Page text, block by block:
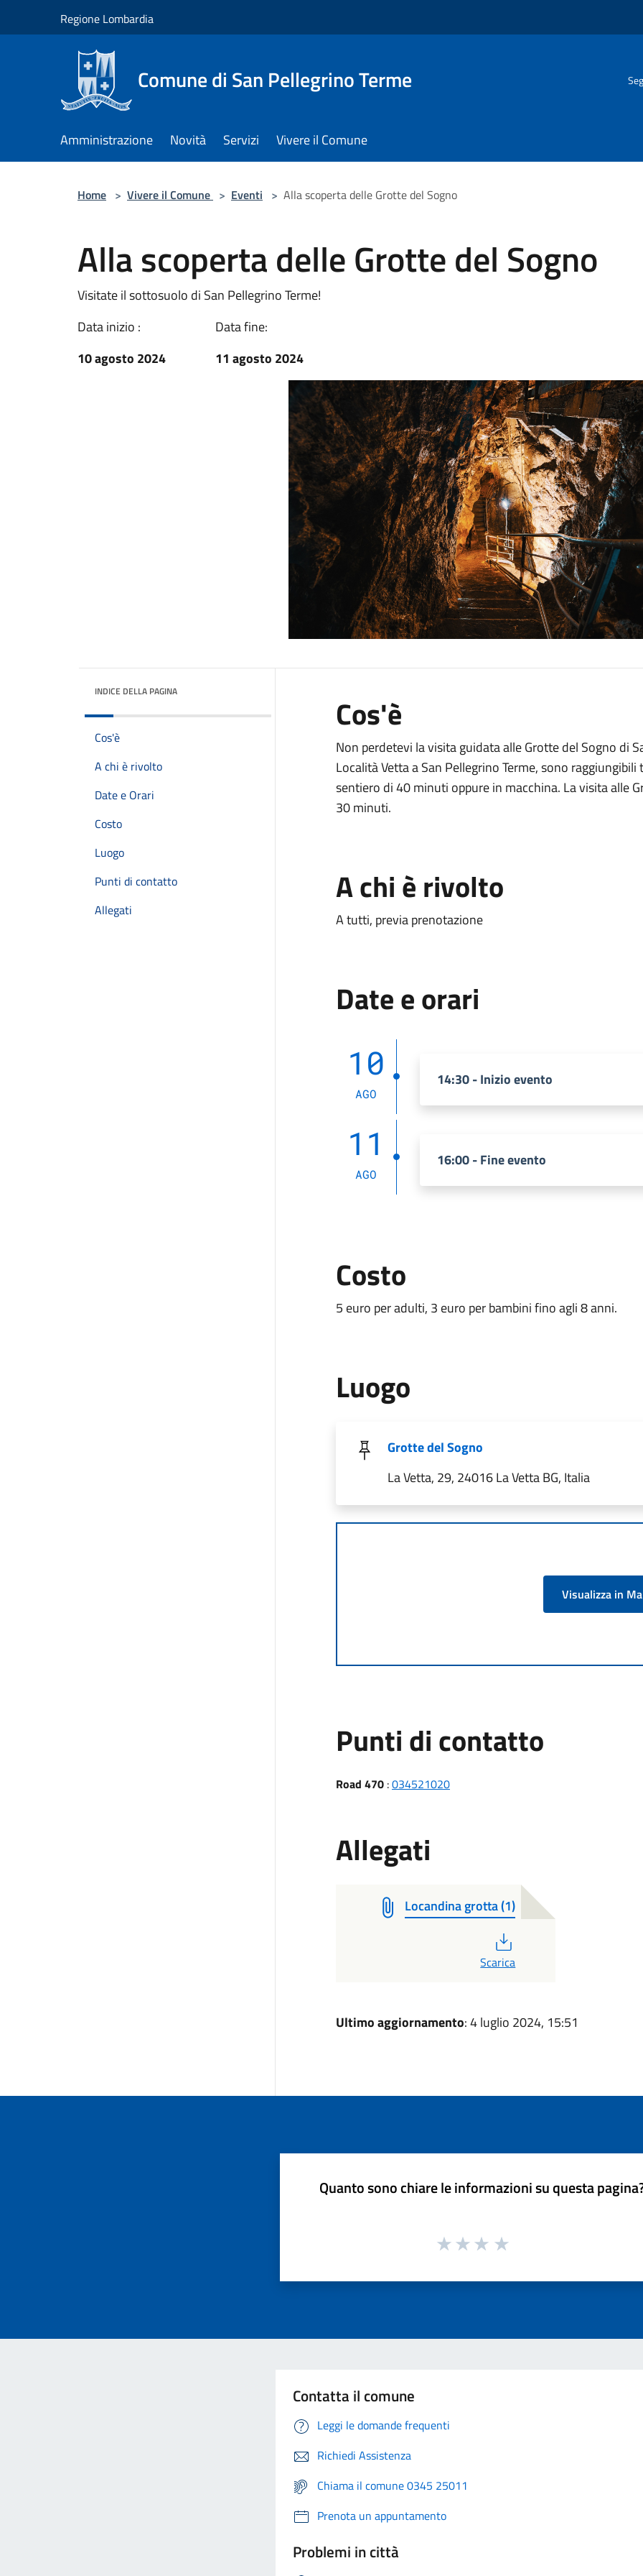
Regione Lombardia
Comune di San Pellegrino Terme
Amministrazione Novità Servizi Vivere il Comune
Home > Vivere il Comune > Eventi > Alla scoperta delle Grotte del Sogno
Alla scoperta delle Grotte del Sogno
Visitate il sottosuolo di San Pellegrino Terme!
Data inizio :
10 agosto 2024
Data fine:
11 agosto 2024
INDICE DELLA PAGINA
Cos'è
A chi è rivolto
Date e Orari
Costo
Luogo
Punti di contatto
Allegati
Cos'è
Non perdetevi la visita guidata alle Grotte del Sogno di
Località Vetta a San Pellegrino Terme, sono
sentiero di 40 minuti oppure in macchina. La visita alle
30 minuti.
A chi è rivolto
A tutti, previa prenotazione
Date e orari
10
AGO
14:30 - Inizio evento
11
AGO
16:00 - Fine evento
Costo
5 euro per adulti, 3 euro per bambini fino agli 8 anni.
Luogo
Grotte del Sogno
La Vetta, 29, 24016 La Vetta BG, Italia
Visualizza in
Punti di contatto
Road 470:034521020
Allegati
Locandina grotta (1)
Scarica
Ultimo aggiornamento: 4 luglio 2024, 15:51
Quanto sono chiare le informazioni su questa
Contatta il comune
Leggi le domande frequenti
Richiedi Assistenza
Chiama il comune 0345 25011
Prenota un appuntamento
Problemi in città